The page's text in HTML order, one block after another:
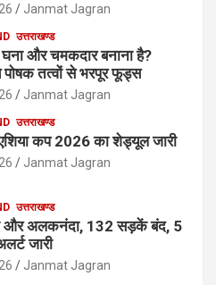
Janmat Jagran
उत्तराखण्ड
घना और चमकदार बनाना है?
पोषक तत्वों से भरपूर फूड्स
Janmat Jagran
उत्तराखण्ड
कप 2026 का शेड्यूल जारी
Janmat Jagran
उत्तराखण्ड
और अलकनंदा, 132 सड़कें बंद, 5
जारी
Janmat Jagran